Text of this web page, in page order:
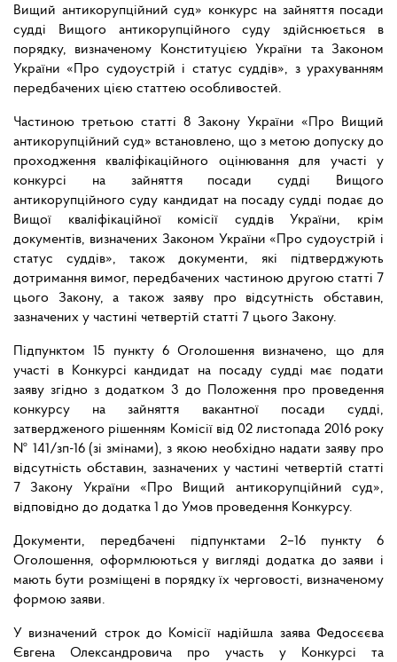
Вищий антикорупційний суд» конкурс на зайняття посади
судді Вищого антикорупційного суду здійснюється в
порядку, визначеному Конституцією України та Законом
України «Про судоустрій і статус суддів», з урахуванням
передбачених цією статтею особливостей.
Частиною третьою статті 8 Закону України «Про Вищий
антикорупційний суд» встановлено, що з метою допуску до
проходження кваліфікаційного оцінювання для участі у
конкурсі на зайняття посади судді Вищого
антикорупційного суду кандидат на посаду судді подає до
Вищої кваліфікаційної комісії суддів України, крім
документів, визначених Законом України «Про судоустрій і
статус суддів», також документи, які підтверджують
дотримання вимог, передбачених частиною другою статті 7
цього Закону,
а також заяву про відсутність
обставин,
зазначених у частині четвертій статті 7 цього Закону.
Підпунктом 15 пункту 6 Оголошення визначено, що для
участі в Конкурсі кандидат на посаду судді має подати
заяву згідно з додатком 3 до Положення про проведення
конкурсу на зайняття вакантної посади судді,
затвердженого рішенням Комісії від 02 листопада 2016 року
№ 141/зп-16 (зі змінами), з якою необхідно надати заяву про
відсутність обставин, зазначених у частині четвертій статті
7 Закону України «Про Вищий антикорупційний суд»,
відповідно до додатка 1 до Умов проведення Конкурсу.
Документи, передбачені підпунктами 2–16 пункту 6
Оголошення, оформлюються у вигляді додатка до заяви і
мають бути розміщені в порядку їх черговості, визначеному
формою заяви.
У визначений строк до Комісії надійшла заява Федосєєва
Євгена Олександровича про участь у Конкурсі та